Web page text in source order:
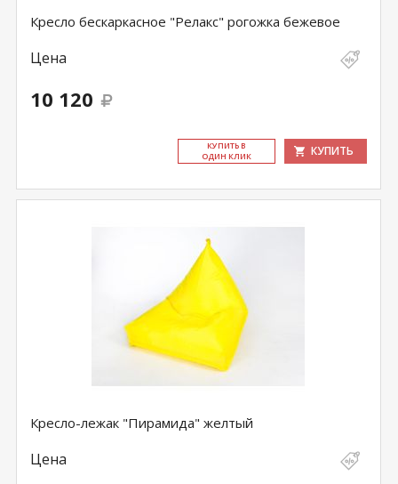
Кресло бескаркасное "Релакс" рогожка бежевое
Цена
10 120
КУ­ПИТЬ В
ОДИН КЛИК
КУПИТЬ
Кресло-лежак "Пирамида" желтый
Цена